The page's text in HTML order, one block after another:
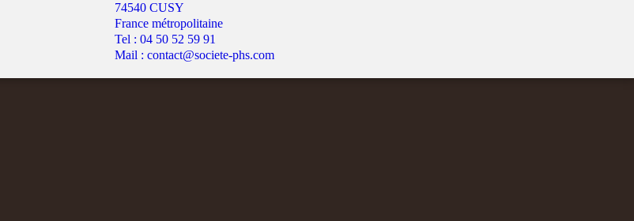
74540 CUSY
France métropolitaine
Tel : 04 50 52 59 91
Mail : contact@societe-phs.com